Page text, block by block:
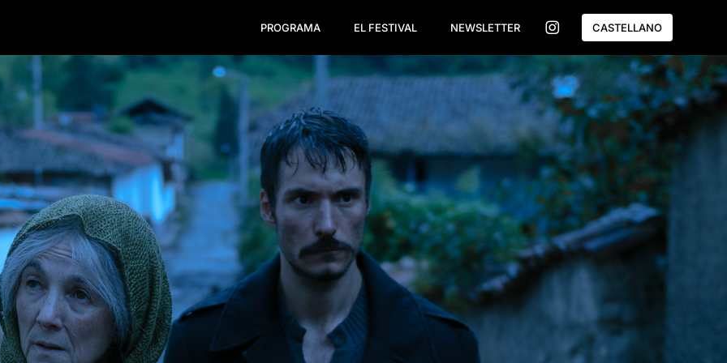
PROGRAMA EL FESTIVAL NEWSLETTER CASTELLANO